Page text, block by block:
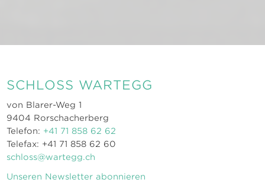
SCHLOSS WARTEGG
von Blarer-Weg 1
9404 Rorschacherberg
Telefon: +41 71 858 62 62
Telefax: +41 71 858 62 60
schloss@wartegg.ch
Unseren Newsletter abonnieren